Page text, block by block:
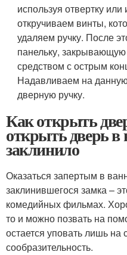
используя отвертку
откручиваем винты,
удаляем ручку. После
панельку,
средством с острым
Надавливаем на
дверную ручку.
Как открыть
открыть дверь в
заклинило
Оказаться запертым в
заклинившегося замка –
комедийных фильмах.
то и можно позвать на
остается уповать лишь
сообразительность.